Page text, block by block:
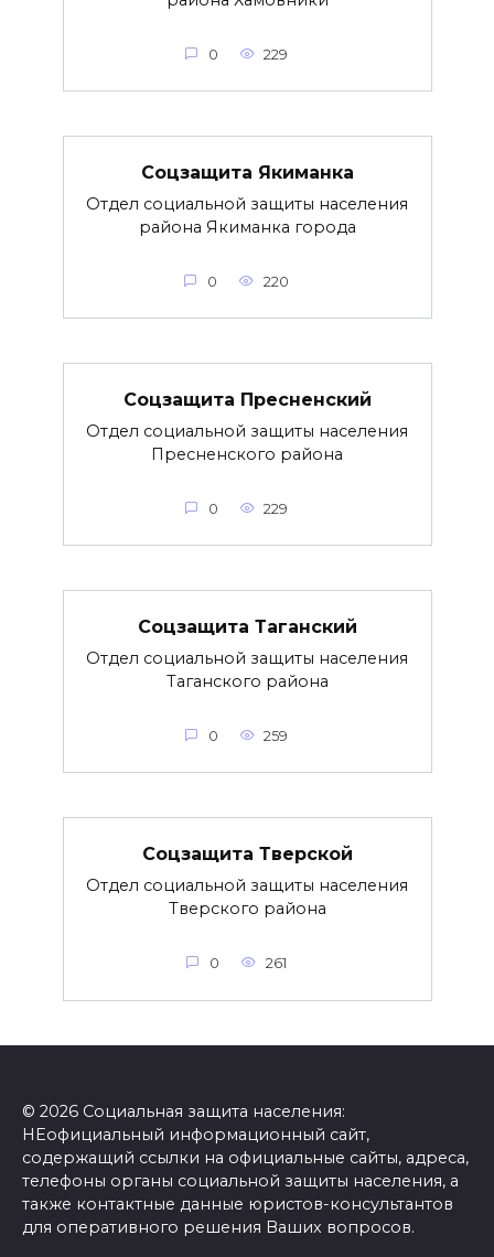
0 229
Соцзащита Якиманка
Отдел социальной защиты населения
района Якиманка города
0 220
Соцзащита Пресненский
Отдел социальной защиты населения
Пресненского района
0 229
Соцзащита Таганский
Отдел социальной защиты населения
Таганского района
0 259
Соцзащита Тверской
Отдел социальной защиты населения
Тверского района
0 261
© 2026 Социальная защита населения:
НЕофициальный информационный сайт,
содержащий ссылки на официальные сайты, адреса,
телефоны органы социальной защиты населения, а
также контактные данные юристов-консультантов
для оперативного решения Ваших вопросов.